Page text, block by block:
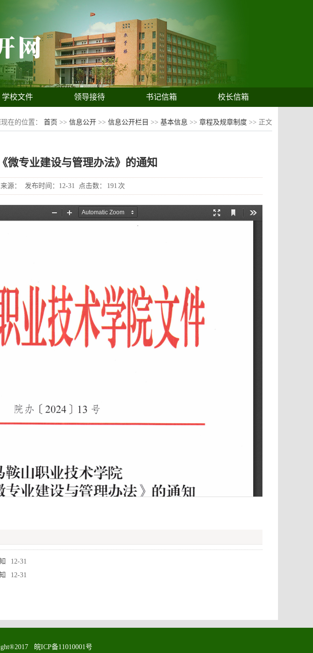
学校文件 领导接待 书记信箱 校长信箱
在的位置： 首页 >> 信息公开 >> 信息公开栏目 >> 基本信息 >> 章程及规章制度 >> 正文
微专业建设与管理办法》的通知
源： 发布时间：12-31 点击数： 191 次
12-31
12-31
皖ICP备11010001号